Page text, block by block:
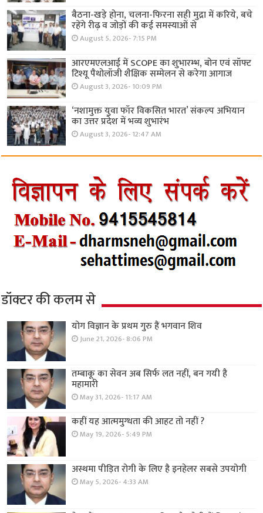
बैठना-खड़े होना, चलना-फिरना सही मुद्रा में करिये, बचे
रहेंगे रीढ़ व जोड़ों की कई समस्याओं से
August 5, 2026- 7:15 PM
आरएमएलआई में SCOPE का शुभारम्भ, बोन एवं सॉफ्ट
टिश्यू पैथोलॉजी शैक्षिक सम्मेलन से करेगा आगाज
August 3, 2026- 10:09 PM
‘नशामुक्त युवा फॉर विकसित भारत’ संकल्प अभियान
का उत्तर प्रदेश में भव्य शुभारंभ
August 3, 2026- 12:47 AM
डॉक्टर की कलम से
योग विज्ञान के प्रथम गुरु हैं भगवान शिव
June 21, 2026- 8:06 PM
तम्बाकू का सेवन अब सिर्फ लत नहीं, बन गयी है
महामारी
May 31, 2026- 11:17 AM
कहीं यह आत्ममुग्धता की आहट तो नहीं ?
May 19, 2026- 5:49 PM
अस्थमा पीड़ित रोगी के लिए है इनहेलर सबसे उपयोगी
May 5, 2026- 4:33 AM